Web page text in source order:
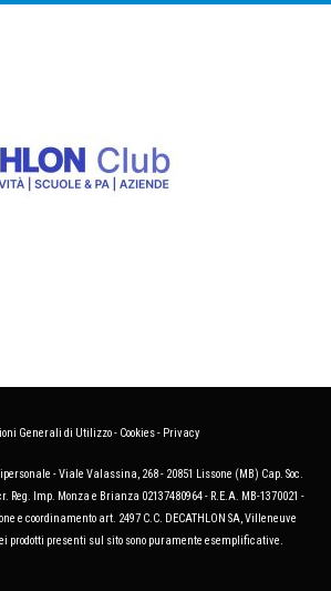
Generali di Utilizzo- Cookies- Privacy
- Viale Valassina, 268 - 20851 Lissone (MB) Cap. Soc.
Reg. Imp. Monza e Brianza 02137480964 - R.E.A. MB-1370021 -
e coordinamento art. 2497 C.C. DECATHLON SA, Villeneuve
prodotti presenti sul sito sono puramente esemplificative.